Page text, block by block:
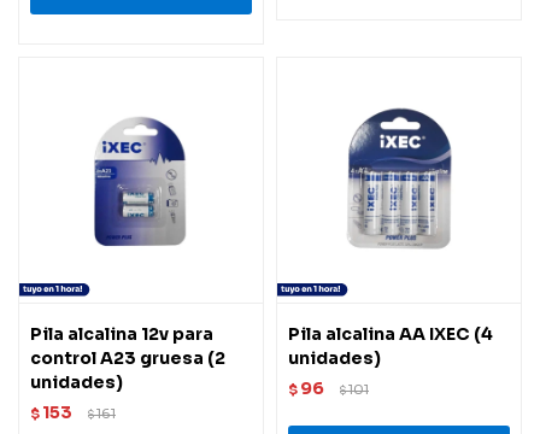
Pila alcalina 12v para
control A23 gruesa (2
unidades)
$ 153 $161
Pila alcalina AA IXEC (4
unidades)
$ 96 $101